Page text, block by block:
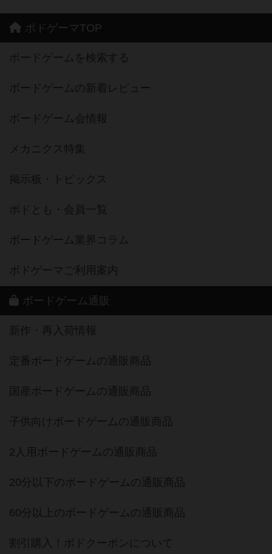
ボドゲーマTOP
ボードゲームを検索する
ボードゲームの新着レビュー
ボードゲーム会情報
メカニクス特集
掲示板・トピックス
ボドとも・会員一覧
ボードゲーム業界コラム
ボドゲーマご利用案内
ボードゲーム通販
新作・再入荷情報
定番ボードゲームの通販商品
国産ボードゲームの通販商品
子供向けボードゲームの通販商品
2人用ボードゲームの通販商品
20分以下のボードゲームの通販商品
60分以上のボードゲームの通販商品
割引購入！ボドクーポンについて